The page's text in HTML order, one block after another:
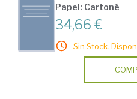
Papel: Cartoné
34,66 €
Sin Stock.